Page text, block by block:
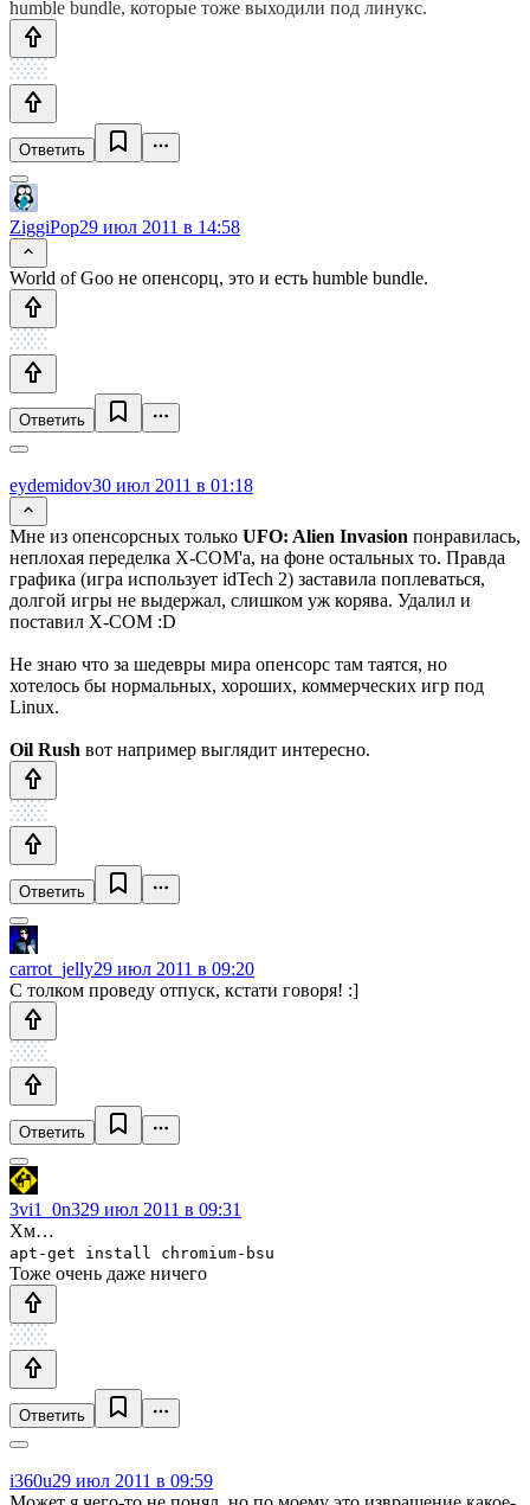
humble bundle, которые тоже выходили под линукс.
Ответить
ZiggiPop29 июл 2011 в 14:58
World of Goo не опенсорц, это и есть humble bundle.
Ответить
eydemidov30 июл 2011 в 01:18
Мне из опенсорсных только UFO: Alien Invasion понравилась,
неплохая переделка X-COM'a, на фоне остальных то. Правда
графика (игра использует idTech 2) заставила поплеваться,
долгой игры не выдержал, слишком уж корява. Удалил и
поставил X-COM :D
Не знаю что за шедевры мира опенсорс там таятся, но
хотелось бы нормальных, хороших, коммерческих игр под
Linux.
Oil Rush вот например выглядит интересно.
Ответить
carrot_jelly29 июл 2011 в 09:20
С толком проведу отпуск, кстати говоря! :]
Ответить
3vi1_0n329 июл 2011 в 09:31
Хм…
apt-get install chromium-bsu
Тоже очень даже ничего
Ответить
i360u29 июл 2011 в 09:59